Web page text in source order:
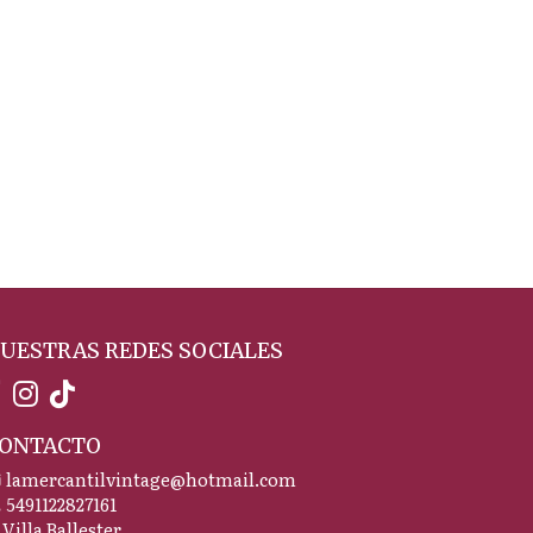
REDES SOCIALES
lamercantilvintage@hotmail.com
5491122827161